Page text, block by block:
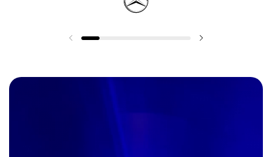
Vorherige Folie